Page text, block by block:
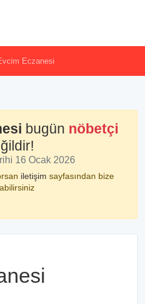
Eczanesi
bugün nöbetçi
16 Ocak 2026
iletişim sayfasından bize